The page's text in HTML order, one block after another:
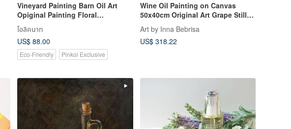
Vineyard Painting Barn Oil Art
Opiginal Painting Floral
Landscape Artwork
โอลิคนาท
US$ 88.00
Eco-Friendly Pinkoi Exclusive
Wine Oil Painting on Canvas
50x40cm Original Art Grape Still
Life
Art by Inna Bebrisa
US$ 318.22